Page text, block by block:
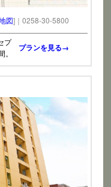
図]｜0258-30-5800
プ
プランを見る→